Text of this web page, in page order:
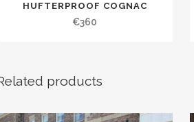
HUFTERPROOF COGNAC
€360
products